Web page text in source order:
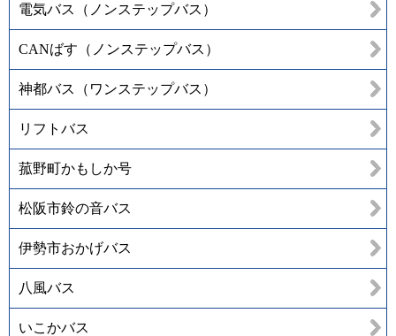
電気バス（ノンステップバス）
CANばす（ノンステップバス）
神都バス（ワンステップバス）
リフトバス
菰野町かもしか号
松阪市鈴の音バス
伊勢市おかげバス
八風バス
いこかバス